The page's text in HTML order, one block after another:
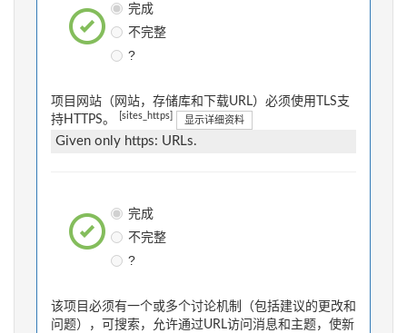
完成
不完整
?
项目网站（网站，存储库和下载URL）必须使用TLS支
持HTTPS。
[sites_https] 显示详细资料
Given only https: URLs.
完成
不完整
?
该项目必须有一个或多个讨论机制（包括建议的更改和
问题），可搜索，允许通过URL访问消息和主题，使新